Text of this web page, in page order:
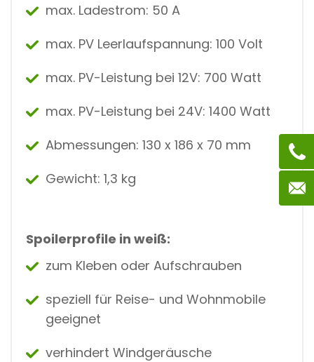
max. Ladestrom: 50 A
max. PV Leerlaufspannung: 100 Volt
max. PV-Leistung bei 12V: 700 Watt
max. PV-Leistung bei 24V: 1400 Watt
Abmessungen: 130 x 186 x 70 mm
Gewicht: 1,3 kg
Spoilerprofile in weiß:
zum Kleben oder Aufschrauben
speziell für Reise- und Wohnmobile
geeignet
verhindert Windgeräusche